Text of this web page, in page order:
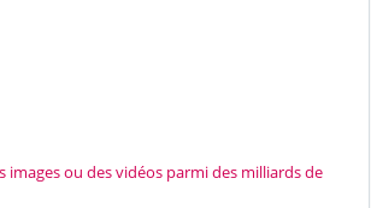
ou des vidéos parmi des milliards de